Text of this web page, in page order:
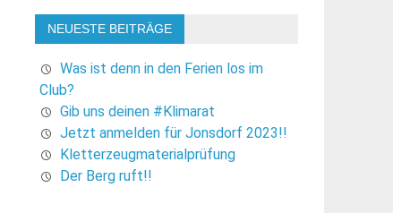
NEUESTE BEITRÄGE
Was ist denn in den Ferien los im
Club?
Gib uns deinen #Klimarat
Jetzt anmelden für Jonsdorf 2023!!
Kletterzeugmaterialprüfung
Der Berg ruft!!